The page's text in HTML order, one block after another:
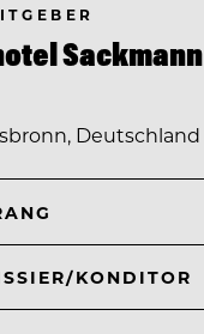
Sackmann
Deutschland
KONDITOR